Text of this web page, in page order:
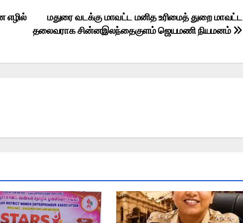
மதுரை வடக்கு மாவட்ட மனித உரிமைத் துறை மாவட்ட
தலைவராக சின்னஇலந்தைகுளம் ஜெயமணி நியமனம்
எழில்